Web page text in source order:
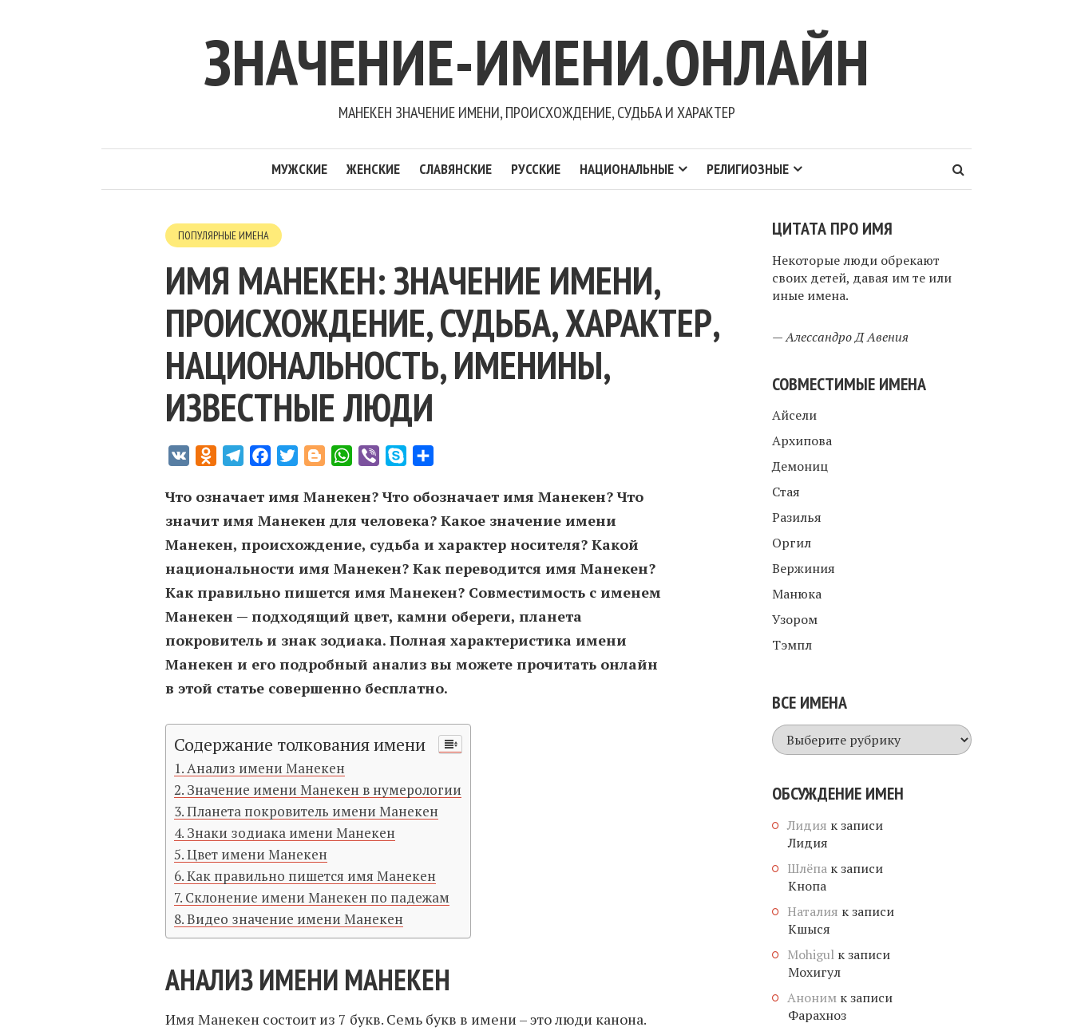
ЗНАЧЕНИЕ-ИМЕНИ.ОНЛАЙН
МАНЕКЕН ЗНАЧЕНИЕ ИМЕНИ, ПРОИСХОЖДЕНИЕ, СУДЬБА И ХАРАКТЕР
МУЖСКИЕ ЖЕНСКИЕ СЛАВЯНСКИЕ РУССКИЕ НАЦИОНАЛЬНЫЕ РЕЛИГИОЗНЫЕ
ПОПУЛЯРНЫЕ ИМЕНА
ИМЯ МАНЕКЕН: ЗНАЧЕНИЕ ИМЕНИ,
ПРОИСХОЖДЕНИЕ, СУДЬБА, ХАРАКТЕР,
НАЦИОНАЛЬНОСТЬ, ИМЕНИНЫ,
ИЗВЕСТНЫЕ ЛЮДИ
VK Odnoklassniki
TelegramFacebookTwitterBloggerWhatsApp
Viber Skype
Что означает имя Манекен? Что обозначает имя Манекен? Что
значит имя Манекен для человека? Какое значение имени
Манекен, происхождение, судьба и характер носителя? Какой
национальности имя Манекен? Как переводится имя Манекен?
Как правильно пишется имя Манекен? Совместимость c именем
Манекен — подходящий цвет, камни обереги, планета
покровитель и знак зодиака. Полная характеристика имени
Манекен и его подробный анализ вы можете прочитать онлайн
в этой статье совершенно бесплатно.
Содержание толкования имени
Анализ имени Манекен
Значение имени Манекен в нумерологии
Планета покровитель имени Манекен
Знаки зодиака имени Манекен
Цвет имени Манекен
Как правильно пишется имя Манекен
Склонение имени Манекен по падежам
Видео значение имени Манекен
АНАЛИЗ ИМЕНИ МАНЕКЕН
Имя Манекен состоит из 7 букв. Семь букв в имени – это люди канона.
ЦИТАТА ПРО ИМЯ
Некоторые люди обрекают
своих детей, давая им те или
иные имена.
—Алессандро Д Авения
СОВМЕСТИМЫЕ ИМЕНА
Айсели
Архипова
Демониц
Стая
Разилья
Оргил
Вержиния
Манюка
Узором
Тэмпл
ВСЕ ИМЕНА
Все
имена
ОБСУЖДЕНИЕ ИМЕН
Лидия к записи
Лидия
Шлёпа к записи
Кнопа
Наталия к записи
Кшыся
Mohigul к записи
Мохигул
Аноним к записи
Фарахноз